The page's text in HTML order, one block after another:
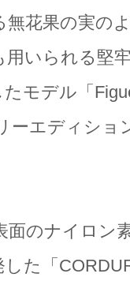
花果の実の
いられる堅
モデル「
ーエディショ
面のナイロン
た「